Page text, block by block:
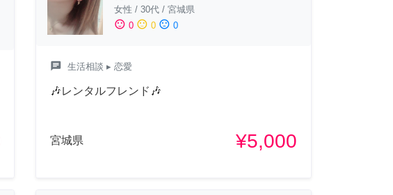
女性 / 30代/ 宮城県
sentiment_satisfied 0 sentiment_neutral 0 sentiment_dissatisfied 0
chat 生活相談 ▸ 恋愛
🎶レンタルフレンド🎶
宮城県 ¥5,000